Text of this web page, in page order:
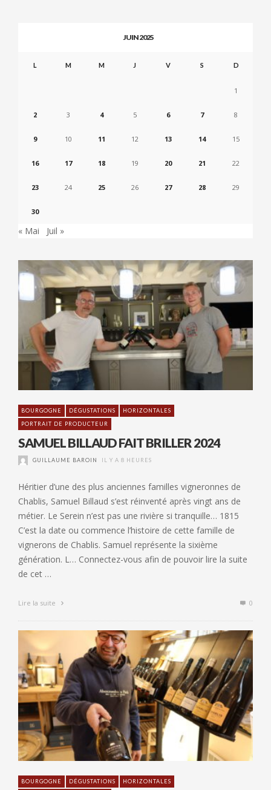
JUIN 2025
L M M J V S D
1
2 3 4 5 6 7 8
9 10 11 12 13 14 15
16 17 18 19 20 21 22
23 24 25 26 27 28 29
30
« Mai Juil »
BOURGOGNE DÉGUSTATIONS
HORIZONTALES
PORTRAIT DE PRODUCTEUR
SAMUEL BILLAUD FAIT BRILLER 2024
GUILLAUME BAROIN IL Y A 8 HEURES
Héritier d’une des plus anciennes familles vigneronnes de
Chablis, Samuel Billaud s’est réinventé après vingt ans de
métier. Le Serein n’est pas une rivière si tranquille… 1815
C’est la date ou commence l’histoire de cette famille de
vignerons de Chablis. Samuel représente la sixième
génération. L… Connectez-vous afin de pouvoir lire la suite
de cet …
Lire la suite 0
BOURGOGNE DÉGUSTATIONS
HORIZONTALES